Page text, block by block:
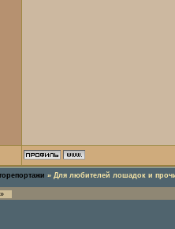
» Для любителей лошадок и
»